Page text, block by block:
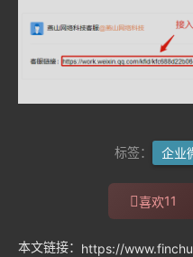
标签： 企业
喜欢11
本文链接： https://